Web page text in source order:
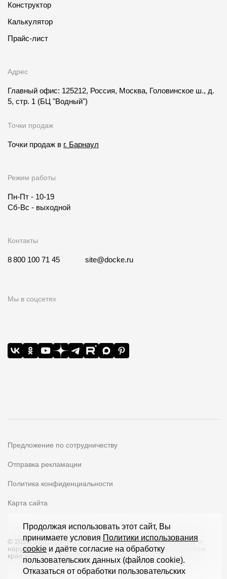
Конструктор
Калькулятор
Прайс-лист
Адрес
Главный офис: 125212, Россия, Москва, Головинское ш., д.
5, стр. 1 (БЦ "Водный")
Точки продаж
Точки продаж в г. Барнаул
Режим работы
Пн-Пт - 10-19
Сб-Вс - выходной
Контакты
8 800 100 71 45 site@docke.ru
Мы в соцсетях
Предложение по сотрудничеству
Отправка рекламации
Политика конфиденциальности
Карта сайта
© 2026 ООО «Дёке Экстружн» - производство товаров для
наружной отделки загородных домов и кровли в Алтайском
крае и по всей РФ
Продолжая использовать этот сайт, Вы
принимаете условия Политики использования
cookie и даёте согласие на обработку
пользовательских данных (файлов cookie).
Отказаться от обработки пользовательских